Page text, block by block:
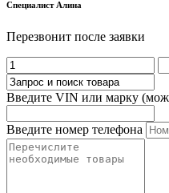
Cпециалист Алина
Перезвонит после заявки
Введите VIN или марку
Введите номер телефона